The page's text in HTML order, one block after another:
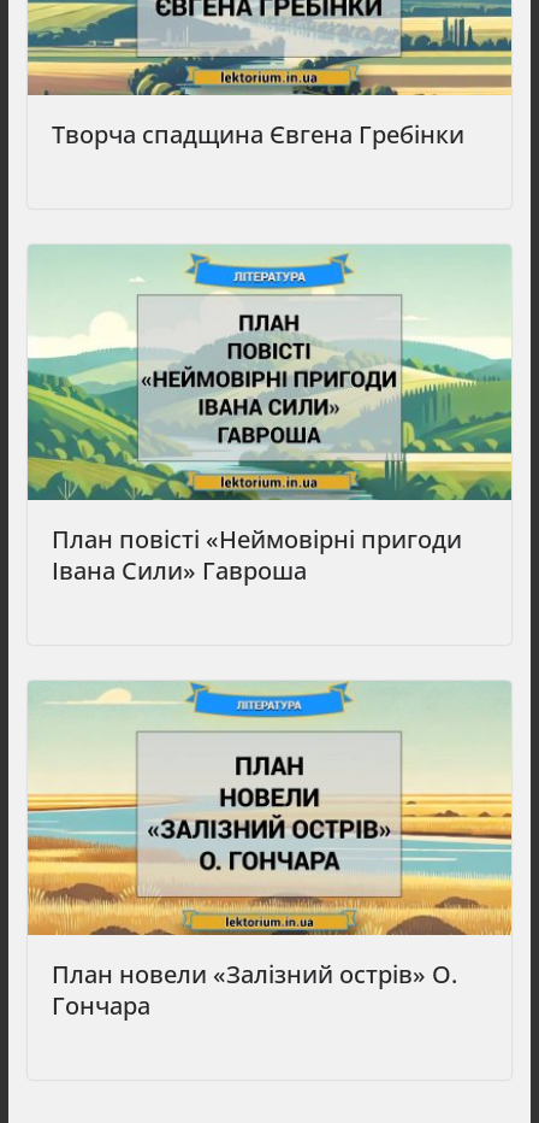
Творча спадщина Євгена Гребінки
План повісті «Неймовірні пригоди
Івана Сили» Гавроша
План новели «Залізний острів» О.
Гончара